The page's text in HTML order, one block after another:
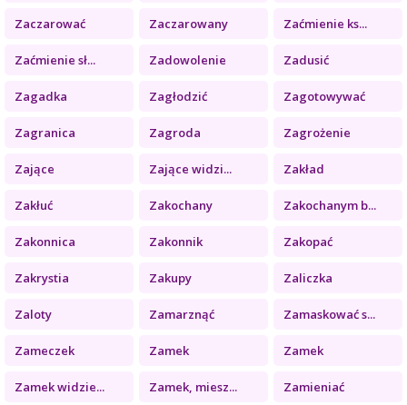
Zaczarować Zaczarowany Zaćmienie ks...
Zaćmienie sł... Zadowolenie Zadusić
Zagadka Zagłodzić Zagotowywać
Zagranica Zagroda Zagrożenie
Zające Zające widzi... Zakład
Zakłuć Zakochany Zakochanym b...
Zakonnica Zakonnik Zakopać
Zakrystia Zakupy Zaliczka
Zaloty Zamarznąć Zamaskować s...
Zameczek Zamek Zamek
Zamek widzie... Zamek, miesz... Zamieniać